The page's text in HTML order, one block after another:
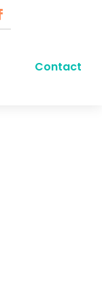
Contact